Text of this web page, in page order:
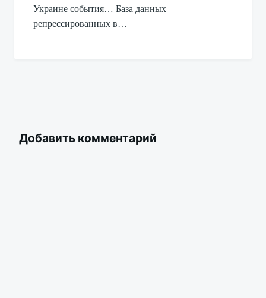
Украине события… База данных
репрессированных в…
Добавить комментарий